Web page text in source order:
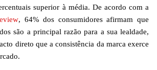
superior à média. De acordo com a
, 64% dos consumidores afirmam que
são a principal razão para a sua lealdade,
direto que a consistência da marca exerce